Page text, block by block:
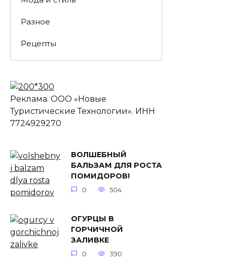
Разное
Рецепты
Реклама. ООО «Новые
Туристические Технологии». ИНН
7724929270
ВОЛШЕБНЫЙ
БАЛЬЗАМ ДЛЯ РОСТА
ПОМИДОРОВ!
0 504
ОГУРЦЫ В
ГОРЧИЧНОЙ
ЗАЛИВКЕ
0 390